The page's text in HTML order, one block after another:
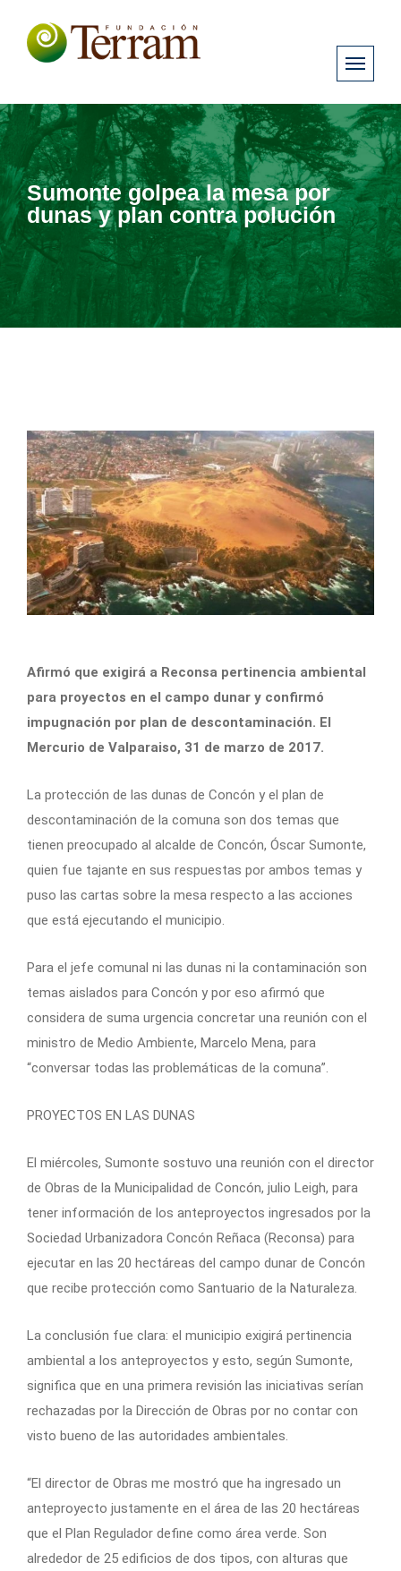
Sumonte golpea la mesa por
dunas y plan contra polución
Afirmó que exigirá a Reconsa pertinencia ambiental
para proyectos en el campo dunar y confirmó
impugnación por plan de descontaminación. El
Mercurio de Valparaiso, 31 de marzo de 2017.
La protección de las dunas de Concón y el plan de
descontaminación de la comuna son dos temas que
tienen preocupado al alcalde de Concón, Óscar Sumonte,
quien fue tajante en sus respuestas por ambos temas y
puso las cartas sobre la mesa respecto a las acciones
que está ejecutando el municipio.
Para el jefe comunal ni las dunas ni la contaminación son
temas aislados para Concón y por eso afirmó que
considera de suma urgencia concretar una reunión con el
ministro de Medio Ambiente, Marcelo Mena, para
“conversar todas las problemáticas de la comuna”.
PROYECTOS EN LAS DUNAS
El miércoles, Sumonte sostuvo una reunión con el director
de Obras de la Municipalidad de Concón, julio Leigh, para
tener información de los anteproyectos ingresados por la
Sociedad Urbanizadora Concón Reñaca (Reconsa) para
ejecutar en las 20 hectáreas del campo dunar de Concón
que recibe protección como Santuario de la Naturaleza.
La conclusión fue clara: el municipio exigirá pertinencia
ambiental a los anteproyectos y esto, según Sumonte,
significa que en una primera revisión las iniciativas serían
rechazadas por la Dirección de Obras por no contar con
visto bueno de las autoridades ambientales.
“El director de Obras me mostró que ha ingresado un
anteproyecto justamente en el área de las 20 hectáreas
que el Plan Regulador define como área verde. Son
alrededor de 25 edificios de dos tipos, con alturas que